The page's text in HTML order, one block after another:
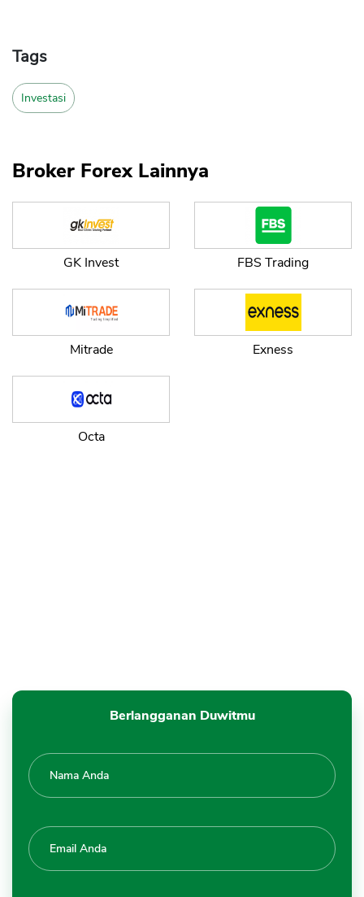
Tags
Investasi
Broker Forex Lainnya
GK Invest FBS Trading
Mitrade Exness
Octa
Berlangganan Duwitmu